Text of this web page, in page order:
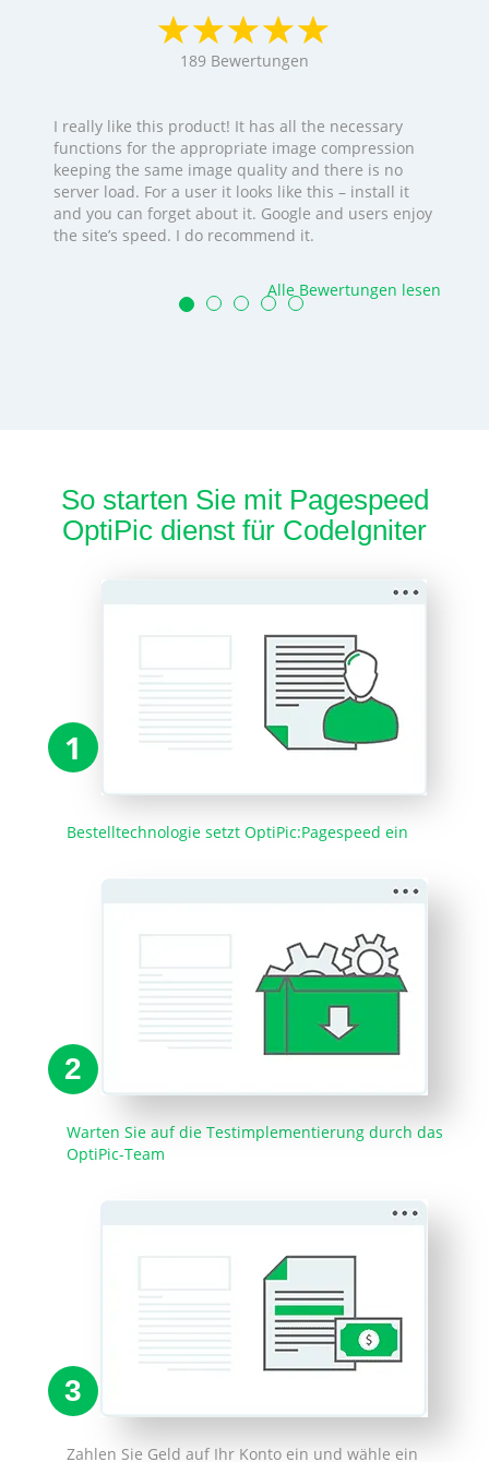
189 Bewertungen
I really like this product! It has all the necessary
functions for the appropriate image compression
keeping the same image quality and there is no
server load. For a user it looks like this – install it
and you can forget about it. Google and users enjoy
the site’s speed. I do recommend it.
Alle Bewertungen lesen
So starten Sie mit Pagespeed
OptiPic dienst für CodeIgniter
1
Bestelltechnologie setzt OptiPic:Pagespeed ein
2
Warten Sie auf die Testimplementierung durch das
OptiPic-Team
3
Zahlen Sie Geld auf Ihr Konto ein und wähle ein